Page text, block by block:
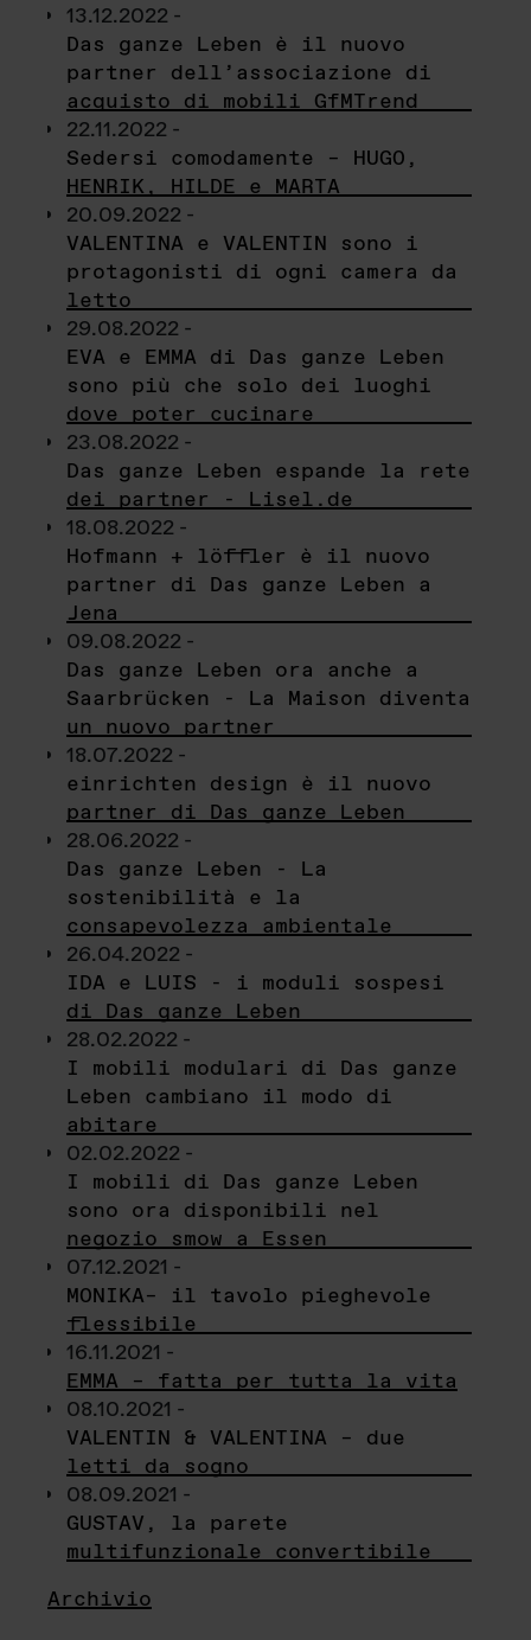
13.12.2022 -
Das ganze Leben è il nuovo
partner dell’associazione di
acquisto di mobili GfMTrend
22.11.2022 -
Sedersi comodamente – HUGO,
HENRIK, HILDE e MARTA
20.09.2022 -
VALENTINA e VALENTIN sono i
protagonisti di ogni camera da
letto
29.08.2022 -
EVA e EMMA di Das ganze Leben
sono più che solo dei luoghi
dove poter cucinare
23.08.2022 -
Das ganze Leben espande la rete
dei partner - Lisel.de
18.08.2022 -
Hofmann + löffler è il nuovo
partner di Das ganze Leben a
Jena
09.08.2022 -
Das ganze Leben ora anche a
Saarbrücken - La Maison diventa
un nuovo partner
18.07.2022 -
einrichten design è il nuovo
partner di Das ganze Leben
28.06.2022 -
Das ganze Leben - La
sostenibilità e la
consapevolezza ambientale
26.04.2022 -
IDA e LUIS - i moduli sospesi
di Das ganze Leben
28.02.2022 -
I mobili modulari di Das ganze
Leben cambiano il modo di
abitare
02.02.2022 -
I mobili di Das ganze Leben
sono ora disponibili nel
negozio smow a Essen
07.12.2021 -
MONIKA– il tavolo pieghevole
flessibile
16.11.2021 -
EMMA – fatta per tutta la vita
08.10.2021 -
VALENTIN & VALENTINA – due
letti da sogno
08.09.2021 -
GUSTAV, la parete
multifunzionale convertibile
Archivio